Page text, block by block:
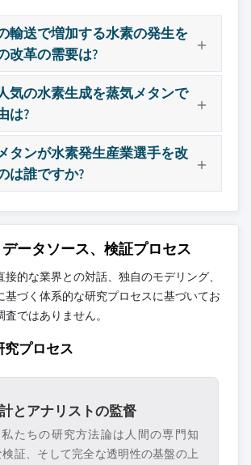
輸送で増加する水素の発生を
改革の需要は?
気の水素生成を蒸気メタンで
は?
タンが水素発生産業選手を改
は誰ですか?
ータソース、検証プロセス
的な業界との対話、独自のモデリング、
基づく体系的な研究プロセスに基づいてお
ではありません。
プロセス
とアナリストの監督
私たちの研究方法論は人間の専門知
証、そして完全な透明性の基盤の上